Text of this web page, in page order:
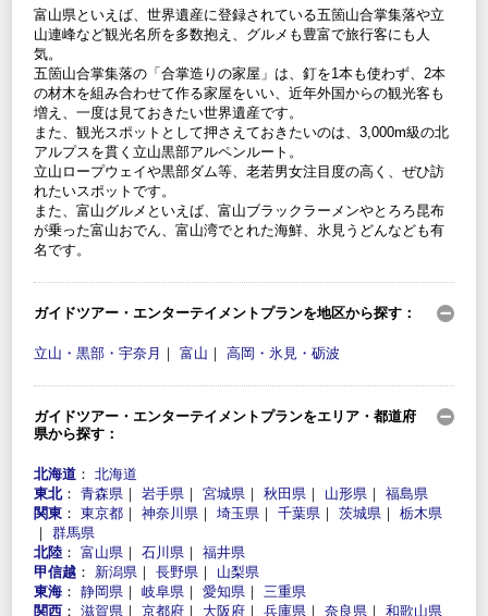
富山県といえば、世界遺産に登録されている五箇山合掌集落や立
山連峰など観光名所を多数抱え、グルメも豊富で旅行客にも人
気。
五箇山合掌集落の「合掌造りの家屋」は、釘を1本も使わず、2本
の材木を組み合わせて作る家屋をいい、近年外国からの観光客も
増え、一度は見ておきたい世界遺産です。
また、観光スポットとして押さえておきたいのは、3,000m級の北
アルプスを貫く立山黒部アルペンルート。
立山ロープウェイや黒部ダム等、老若男女注目度の高く、ぜひ訪
れたいスポットです。
また、富山グルメといえば、富山ブラックラーメンやとろろ昆布
が乗った富山おでん、富山湾でとれた海鮮、氷見うどんなども有
名です。
ガイドツアー・エンターテイメントプランを地区から探す：
立山・黒部・宇奈月 ｜ 富山 ｜ 高岡・氷見・砺波
ガイドツアー・エンターテイメントプランをエリア・都道府
県から探す：
北海道 ： 北海道
東北： 青森県 ｜ 岩手県 ｜ 宮城県 ｜ 秋田県 ｜ 山形県 ｜ 福島県
関東 ： 東京都 ｜ 神奈川県 ｜ 埼玉県 ｜ 千葉県 ｜ 茨城県 ｜ 栃木県
｜ 群馬県
北陸 ： 富山県 ｜ 石川県 ｜ 福井県
甲信越 ： 新潟県 ｜ 長野県 ｜ 山梨県
東海 ： 静岡県 ｜ 岐阜県 ｜ 愛知県 ｜ 三重県
関西 ： 滋賀県 ｜ 京都府 ｜ 大阪府 ｜ 兵庫県 ｜ 奈良県 ｜ 和歌山県